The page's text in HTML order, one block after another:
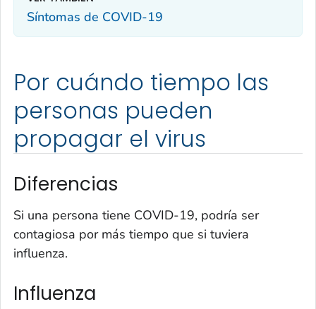
Síntomas de COVID-19
Por cuándo tiempo las
personas pueden
propagar el virus
Diferencias
Si una persona tiene COVID-19, podría ser
contagiosa por más tiempo que si tuviera
influenza.
Influenza